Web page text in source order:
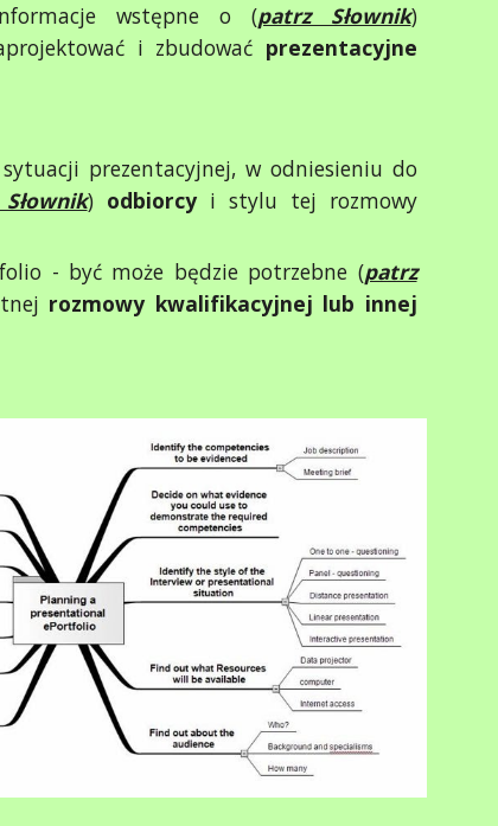
wstępne o (patrz Słownik)
i zbudować prezentacyjne
prezentacyjnej, w odniesieniu do
) odbiorcyi stylu tej rozmowy
- być może będzie potrzebne (patrz
rozmowy kwalifikacyjnej lub innej